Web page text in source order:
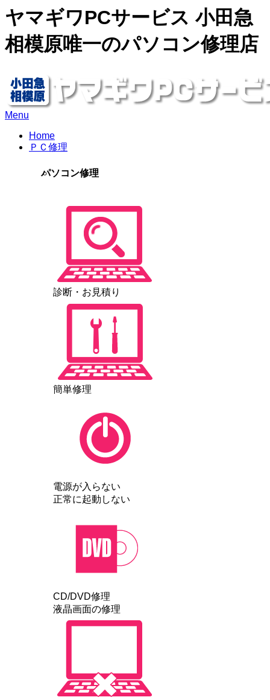
ヤマギワPCサービス 小田急
相模原唯一のパソコン修理店
Menu
Home
ＰＣ修理
パソコン修理
診断・お見積り
簡単修理
電源が入らない
正常に起動しない
CD/DVD修理
液晶画面の修理